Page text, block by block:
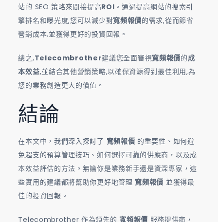
站的 SEO 策略來間接提高ROI 。通過提高網站的搜索引
擎排名和曝光度,您可以減少對寬頻報價的需求,從而節省
營銷成本,並獲得更好的投資回報。
總之,Telecombrother建議您全面審視寬頻報價的成
本效益,並結合其他營銷策略,以確保資源得到最佳利用,為
您的業務創造更大的價值。
結論
在本文中，我們深入探討了 寬頻報價 的重要性、如何避
免超支的預算管理技巧、如何選擇可靠的供應商，以及成
本效益評估的方法。無論你是業務新手還是資深專家，這
些實用的建議都將幫助你更好地管理寬頻報價 並獲得最
佳的投資回報。
Telecombrother 作為領先的寬頻報價 服務提供商，